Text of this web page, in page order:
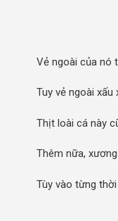
Vẻ ngoài của nó
Tuy vẻ ngoài
Thịt loài cá này
Thêm nữa,
Tùy vào từng